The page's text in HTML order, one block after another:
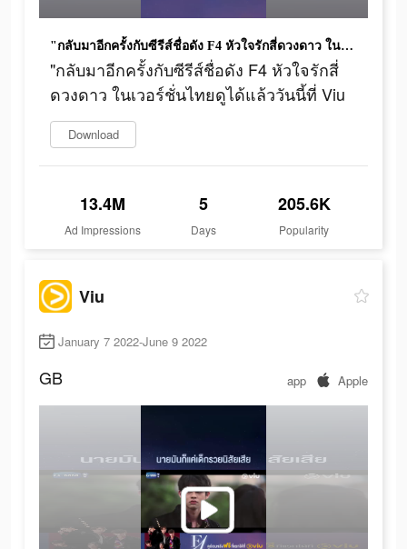
"กลับมาอีกครั้งกับซีรีส์ชื่อดัง F4 หัวใจรักสี่ดวงดาว ในเวอร์ชั่นไทยดูได้แล้ววันนี้ที่ Viu
"กลับมาอีกครั้งกับซีรีส์ชื่อดัง F4 หัวใจรักสี่
ดวงดาว ในเวอร์ชั่นไทยดูได้แล้ววันนี้ที่ Viu
Download
13.4M
Ad Impressions
5
Days
205.6K
Popularity
Viu
January 7 2022-June 9 2022
GB app Apple